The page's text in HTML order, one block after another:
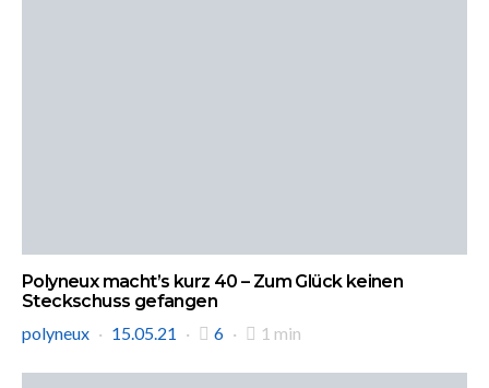
Polyneux macht’s kurz 40 – Zum Glück keinen
Steckschuss gefangen
polyneux
15.05.21 6 1 min